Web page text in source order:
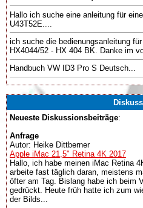
Hallo ich suche eine anleitung für
U43T52E....
ich suche die bedienungsanleitung
HX4044/52 - HX 404 BK. Danke im
Handbuch VW ID3 Pro S Deutsch...
Neueste Diskussionsbeiträge:
Anfrage
Autor: Heike Dittberner
Apple iMac 21,5" Retina 4K 2017
Hallo, ich habe meinen iMac Retina
arbeite fast täglich daran, meistens
öfter am Tag. Bislang habe ich beim
gedrückt. Heute früh hatte ich zum
der Bilds...